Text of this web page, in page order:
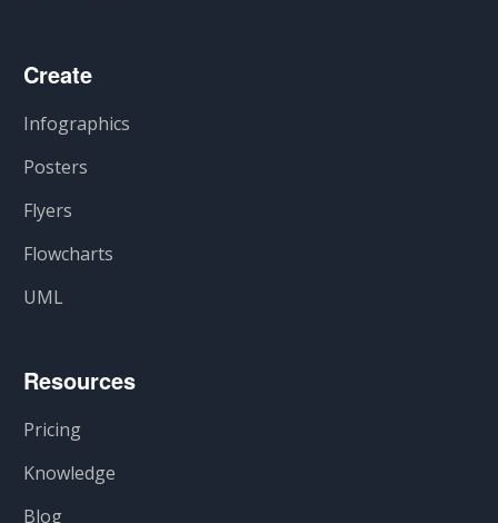
Create
Infographics
Posters
Flyers
Flowcharts
UML
Resources
Pricing
Knowledge
Blog